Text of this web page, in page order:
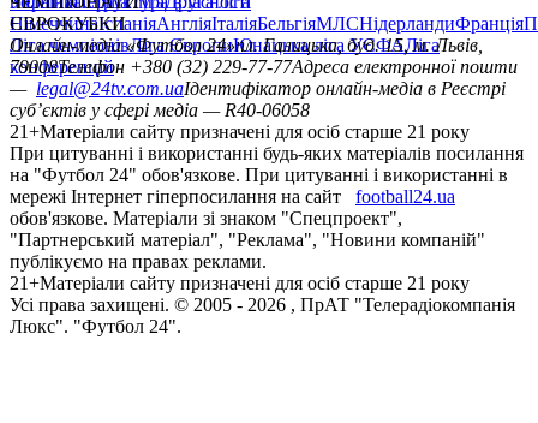
НімеччинаІспаніяАнгліяІталіяБельгіяМЛСНідерландиФранція
ЄВРОКУБКИ
Ліга чемпіонівЛіга ЄвропиЮнацька ліга УЄФАЛіга
конференцій
Онлайн-медіа «Футбол 24»пл. Галицька, буд. 15, м. Львів,
79008Телефон +380 (32) 229-77-77Адреса електронної пошти
— legal@24tv.com.uaІдентифікатор онлайн-медіа в Реєстрі
суб’єктів у сфері медіа — R40-06058
21+Матеріали сайту призначені для осіб старше 21 року
При цитуванні і використанні будь-яких матеріалів посилання
на "Футбол 24" обов'язкове. При цитуванні і використанні в
мережі Інтернет гіперпосилання на сайт
football24.ua
обов'язкове. Матеріали зі знаком "Спецпроект",
"Партнерський матеріал", "Реклама", "Новини компаній"
публікуємо на правах реклами.
21+Матеріали сайту призначені для осіб старше 21 року
Усi права захищенi. © 2005 - 2026 , ПрАТ "Телерадіокомпанія
Люкс". "Футбол 24".